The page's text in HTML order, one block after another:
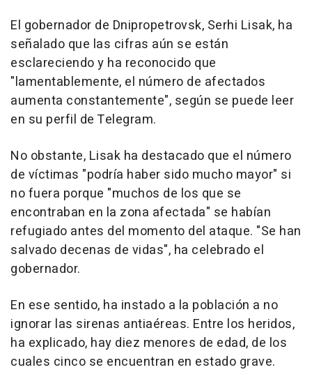
El gobernador de Dnipropetrovsk, Serhi Lisak, ha
señalado que las cifras aún se están
esclareciendo y ha reconocido que
"lamentablemente, el número de afectados
aumenta constantemente", según se puede leer
en su perfil de Telegram.
No obstante, Lisak ha destacado que el número
de víctimas "podría haber sido mucho mayor" si
no fuera porque "muchos de los que se
encontraban en la zona afectada" se habían
refugiado antes del momento del ataque. "Se han
salvado decenas de vidas", ha celebrado el
gobernador.
En ese sentido, ha instado a la población a no
ignorar las sirenas antiaéreas. Entre los heridos,
ha explicado, hay diez menores de edad, de los
cuales cinco se encuentran en estado grave.